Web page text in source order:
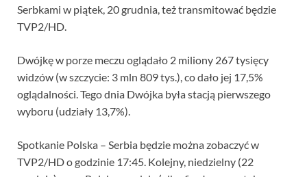
Serbkami w piątek, 20 grudnia, też transmitować będzie
TVP2/HD.
Dwójkę w porze meczu oglądało 2 miliony 267 tysięcy
widzów (w szczycie: 3 mln 809 tys.), co dało jej 17,5%
oglądalności. Tego dnia Dwójka była stacją pierwszego
wyboru (udziały 13,7%).
Spotkanie Polska – Serbia będzie można zobaczyć w
TVP2/HD o godzinie 17:45. Kolejny, niedzielny (22